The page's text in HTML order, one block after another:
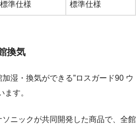
標準仕様 標準仕様
換気
湿・換気ができる”ロスガード90 ウ
ます。
ニックが共同開発した商品で、全館